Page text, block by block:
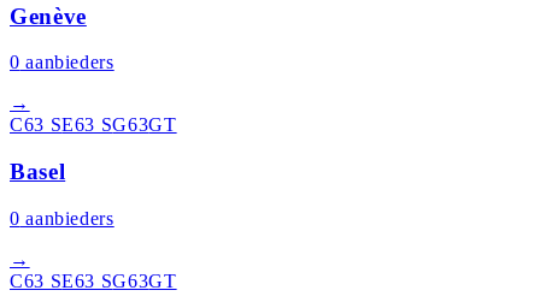
Genève
0 aanbieders
→
C63 SE63 SG63GT
Basel
0 aanbieders
→
C63 SE63 SG63GT